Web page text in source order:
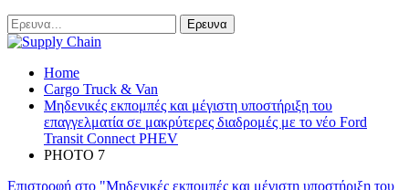
Home
Cargo Truck & Van
Μηδενικές εκπομπές και μέγιστη υποστήριξη του
επαγγελματία σε μακρύτερες διαδρομές με το νέο Ford
Transit Connect PHEV
PHOTO 7
Επιστροφή στο "Μηδενικές εκπομπές και μέγιστη υποστήριξη του